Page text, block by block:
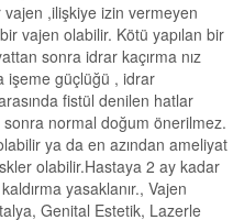
vajen ,ilişkiye izin vermeyen
vajen olabilir. Kötü yapılan bir
sonra idrar kaçırma nız
işeme güçlüğü , idrar
fistül denilen hatlar
sonra normal doğum önerilmez.
ya da en azından ameliyat
olabilir.Hastaya 2 ay kadar
yasaklanır., Vajen
Genital Estetik, Lazerle